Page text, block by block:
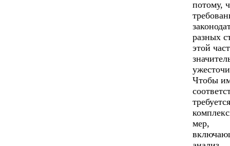
потому,
разных
этой
Чтобы
требуется
мер,